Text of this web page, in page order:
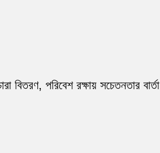
বিতরণ, পরিবেশ রক্ষায় সচেতনতার বার্তা